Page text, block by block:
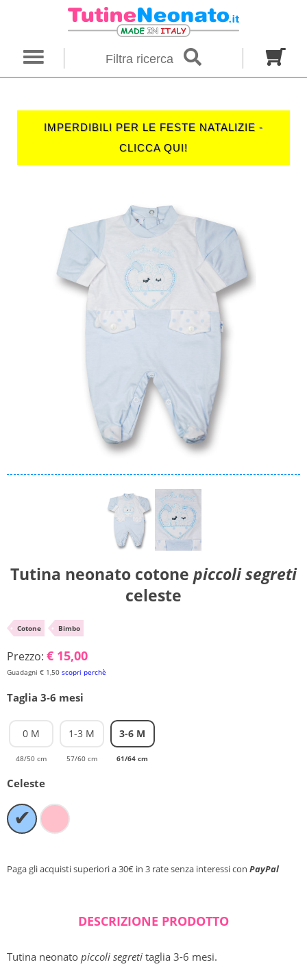
Filtra ricerca
IMPERDIBILI PER LE FESTE NATALIZIE -
CLICCA QUI!
Tutina neonato cotone piccoli segreti
celeste
• Cotone • Bimbo
Prezzo: € 15,00
Guadagni € 1,50 scopri perchè
Taglia 3-6 mesi
0 M
48/50 cm
1-3 M
57/60 cm
3-6 M
61/64 cm
Celeste
✔
Paga gli acquisti superiori a 30€ in 3 rate senza interessi con PayPal
DESCRIZIONE PRODOTTO
Tutina neonato piccoli segreti taglia 3-6 mesi.
Genere
Categoria
0 M
Autunno/Inverno Primavera/Estate
Cerca
Azzera ricerca